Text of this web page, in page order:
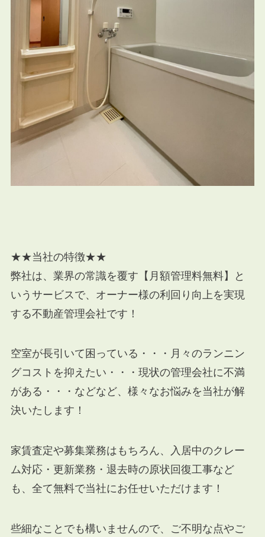
★★当社の特徴★★
弊社は、業界の常識を覆す【月額管理料無料】と
いうサービスで、オーナー様の利回り向上を実現
する不動産管理会社です！
空室が長引いて困っている・・・月々のランニン
グコストを抑えたい・・・現状の管理会社に不満
がある・・・などなど、様々なお悩みを当社が解
決いたします！
家賃査定や募集業務はもちろん、入居中のクレー
ム対応・更新業務・退去時の原状回復工事など
も、全て無料で当社にお任せいただけます！
些細なことでも構いませんので、ご不明な点やご